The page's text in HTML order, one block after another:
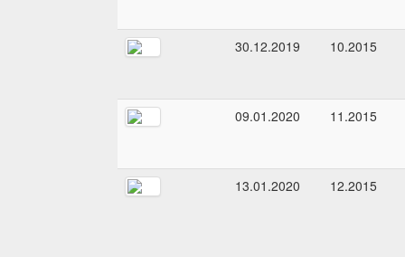
30.12.2019 10.2015
09.01.2020 11.2015
13.01.2020 12.2015